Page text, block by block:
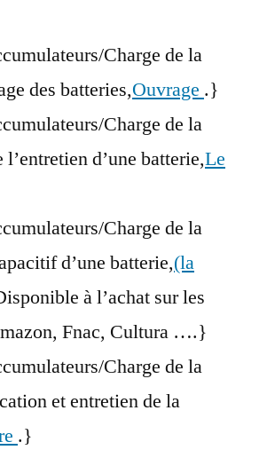
Charge de la
des batteries,Ouvrage .}
Charge de la
d’une batterie,Le
Charge de la
d’une batterie,(la
à l’achat sur les
Fnac, Cultura ….}
Charge de la
et entretien de la
.}